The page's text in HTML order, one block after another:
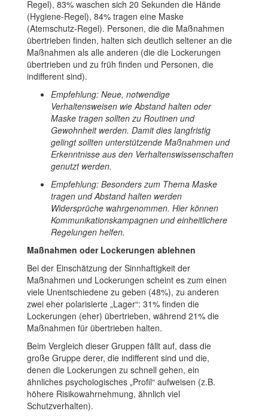
Regel), 83% waschen sich 20 Sekunden die Hände
(Hygiene-Regel), 84% tragen eine Maske
(Atemschutz-Regel). Personen, die die Maßnahmen
übertrieben finden, halten sich deutlich seltener an die
Maßnahmen als alle anderen (die die Lockerungen
übertrieben und zu früh finden und Personen, die
indifferent sind).
Empfehlung: Neue, notwendige
Verhaltensweisen wie Abstand halten oder
Maske tragen sollten zu Routinen und
Gewohnheit werden. Damit dies langfristig
gelingt sollten unterstützende Maßnahmen und
Erkenntnisse aus den Verhaltenswissenschaften
genutzt werden.
Empfehlung: Besonders zum Thema Maske
tragen und Abstand halten werden
Widersprüche wahrgenommen. Hier können
Kommunikationskampagnen und einheitlichere
Regelungen helfen.
Maßnahmen oder Lockerungen ablehnen
Bei der Einschätzung der Sinnhaftigkeit der
Maßnahmen und Lockerungen scheint es zum einen
viele Unentschiedene zu geben (48%), zu anderen
zwei eher polarisierte „Lager“: 31% finden die
Lockerungen (eher) übertrieben, während 21% die
Maßnahmen für übertrieben halten.
Beim Vergleich dieser Gruppen fällt auf, dass die
große Gruppe derer, die indifferent sind und die,
denen die Lockerungen zu schnell gehen, ein
ähnliches psychologisches „Profil“ aufweisen (z.B.
höhere Risikowahrnehmung, ähnlich viel
Schutzverhalten).